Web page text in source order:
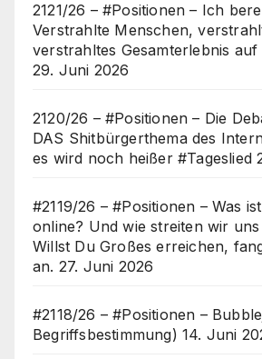
2121/26 – #Positionen – Ich
Verstrahlte Menschen,
verstrahltes Gesamterlebnis auf
29. Juni 2026
2120/26 – #Positionen – Die
DAS Shitbürgerthema des
es wird noch heißer #Tageslied
#2119/26 – #Positionen – Was
online? Und wie streiten wir
Willst Du Großes erreichen,
an. 27. Juni 2026
#2118/26 – #Positionen –
Begriffsbestimmung) 14. Juni